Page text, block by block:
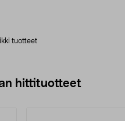
tuotteet
hittituotteet